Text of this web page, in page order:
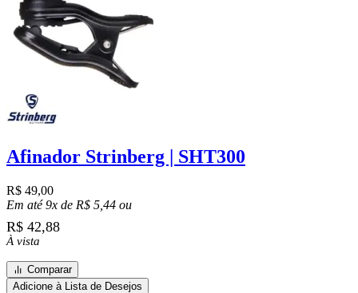
Afinador Strinberg | SHT300
R$ 49,00
Em até 9x de R$ 5,44 ou
R$ 42,88
À vista
Comparar
Adicione à Lista de Desejos